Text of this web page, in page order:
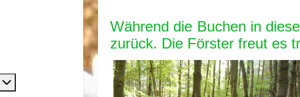
Weitere Informationen: Dienstleistungen
Während die Buchen in
zurück. Die Förster freut es